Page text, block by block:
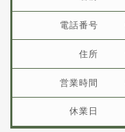
電話番号
住所
営業時間
休業日